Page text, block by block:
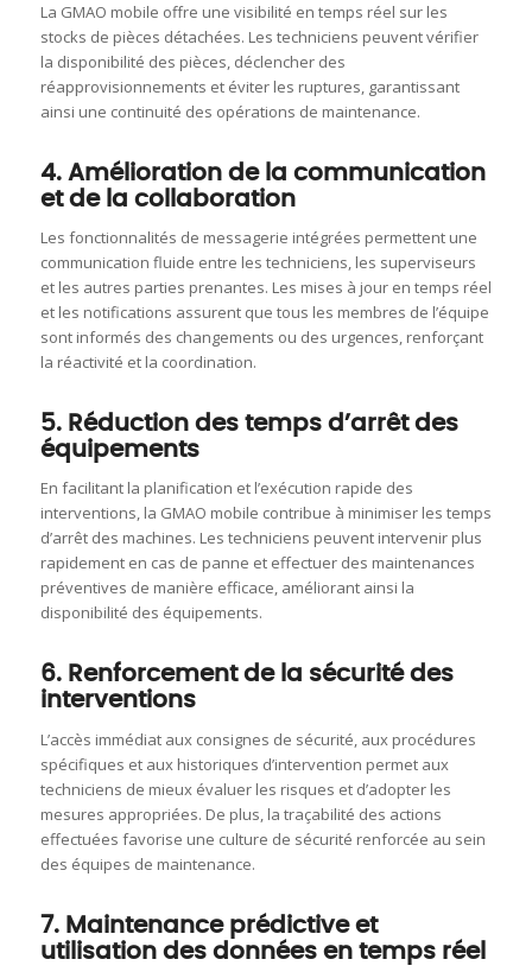
La GMAO mobile offre une visibilité en temps réel sur les
stocks de pièces détachées. Les techniciens peuvent vérifier
la disponibilité des pièces, déclencher des
réapprovisionnements et éviter les ruptures, garantissant
ainsi une continuité des opérations de maintenance.
4. Amélioration de la communication
et de la collaboration
Les fonctionnalités de messagerie intégrées permettent une
communication fluide entre les techniciens, les superviseurs
et les autres parties prenantes. Les mises à jour en temps réel
et les notifications assurent que tous les membres de l’équipe
sont informés des changements ou des urgences, renforçant
la réactivité et la coordination.
5. Réduction des temps d’arrêt des
équipements
En facilitant la planification et l’exécution rapide des
interventions, la GMAO mobile contribue à minimiser les temps
d’arrêt des machines. Les techniciens peuvent intervenir plus
rapidement en cas de panne et effectuer des maintenances
préventives de manière efficace, améliorant ainsi la
disponibilité des équipements.
6. Renforcement de la sécurité des
interventions
L’accès immédiat aux consignes de sécurité, aux procédures
spécifiques et aux historiques d’intervention permet aux
techniciens de mieux évaluer les risques et d’adopter les
mesures appropriées. De plus, la traçabilité des actions
effectuées favorise une culture de sécurité renforcée au sein
des équipes de maintenance.
7. Maintenance prédictive et
utilisation des données en temps réel